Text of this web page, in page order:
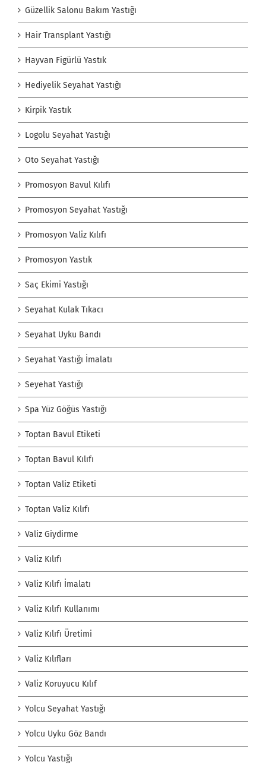
Güzellik Salonu Bakım Yastığı
Hair Transplant Yastığı
Hayvan Figürlü Yastık
Hediyelik Seyahat Yastığı
Kirpik Yastık
Logolu Seyahat Yastığı
Oto Seyahat Yastığı
Promosyon Bavul Kılıfı
Promosyon Seyahat Yastığı
Promosyon Valiz Kılıfı
Promosyon Yastık
Saç Ekimi Yastığı
Seyahat Kulak Tıkacı
Seyahat Uyku Bandı
Seyahat Yastığı İmalatı
Seyehat Yastığı
Spa Yüz Göğüs Yastığı
Toptan Bavul Etiketi
Toptan Bavul Kılıfı
Toptan Valiz Etiketi
Toptan Valiz Kılıfı
Valiz Giydirme
Valiz Kılıfı
Valiz Kılıfı İmalatı
Valiz Kılıfı Kullanımı
Valiz Kılıfı Üretimi
Valiz Kılıfları
Valiz Koruyucu Kılıf
Yolcu Seyahat Yastığı
Yolcu Uyku Göz Bandı
Yolcu Yastığı